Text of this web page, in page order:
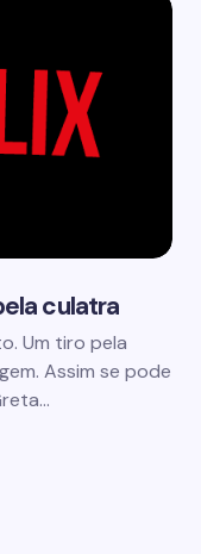
culatra
Um tiro pela
Assim se pode